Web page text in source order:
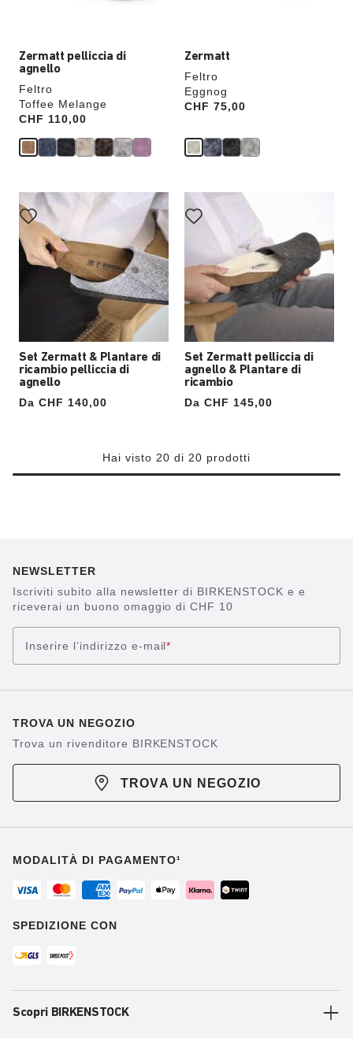
Zermatt pelliccia di
agnello
Feltro
Toffee Melange
Price:
CHF 110,00
Zermatt
Feltro
Eggnog
Price:
CHF 75,00
Set Zermatt & Plantare di
ricambio pelliccia di
agnello
Da CHF 140,00
Set Zermatt pelliccia di
agnello & Plantare di
ricambio
Da CHF 145,00
Hai visto 20 di 20 prodotti
NEWSLETTER
Iscriviti subito alla newsletter di BIRKENSTOCK e e
riceverai un buono omaggio di CHF 10
Inserire l’indirizzo e-mail*
TROVA UN NEGOZIO
Trova un rivenditore BIRKENSTOCK
TROVA UN NEGOZIO
MODALITÀ DI PAGAMENTO¹
SPEDIZIONE CON
Scopri BIRKENSTOCK